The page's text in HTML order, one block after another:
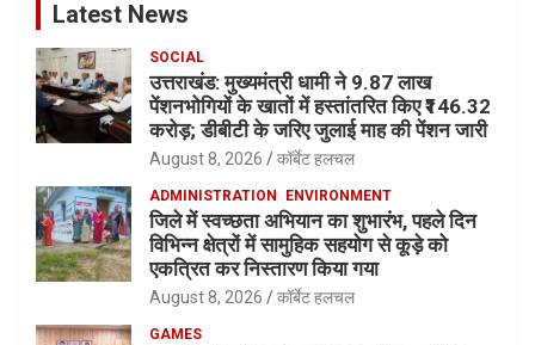
Latest News
SOCIAL
उत्तराखंड: मुख्यमंत्री धामी ने 9.87 लाख
पेंशनभोगियों के खातों में हस्तांतरित किए ₹146.32
करोड़; डीबीटी के जरिए जुलाई माह की पेंशन जारी
August 8, 2026 कॉर्बेट हलचल
ADMINISTRATION ENVIRONMENT
जिले में स्वच्छता अभियान का शुभारंभ, पहले दिन
विभिन्न क्षेत्रों में सामुहिक सहयोग से कूड़े को
एकत्रित कर निस्तारण किया गया
August 8, 2026 कॉर्बेट हलचल
GAMES